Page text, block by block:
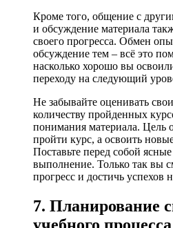
Кроме того, общение с
и обсуждение материала
своего прогресса. Обмен
обсуждение тем – всё это
насколько хорошо вы
переходу на следующий
Не забывайте оценивать
количеству пройденных
понимания материала. Цель
пройти курс, а освоить
Поставьте перед собой
выполнение. Только так вы
прогресс и достичь успехов
7. Планирование